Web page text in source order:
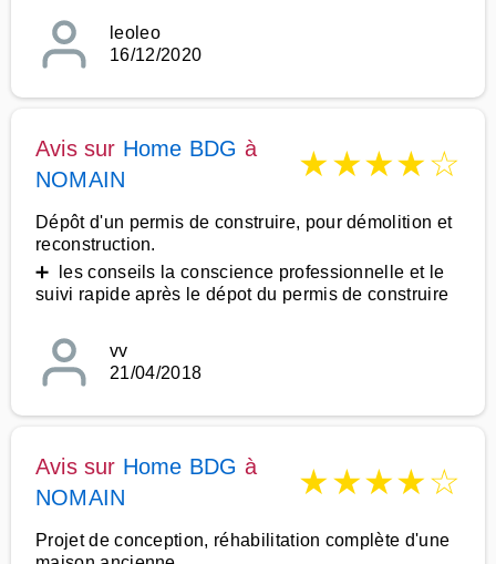
leoleo
16/12/2020
Avis sur Home BDG à
NOMAIN
★★★★☆
Dépôt d'un permis de construire, pour démolition et
reconstruction.
➕ les conseils la conscience professionnelle et le
suivi rapide après le dépot du permis de construire
vv
21/04/2018
Avis sur Home BDG à
NOMAIN
★★★★☆
Projet de conception, réhabilitation complète d'une